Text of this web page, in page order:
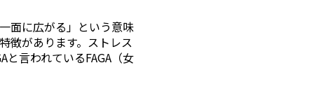
面に広がる」という意味
徴があります。ストレス
言われているFAGA（女